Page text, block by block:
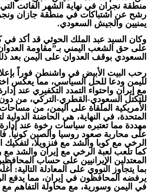
منطقة نجران في نهاية الشهر الفائت
يمنيين والجيش السعودي.
على حق الشعب اليمني بـ”مقاومة
السعودي بوقف العدوان على اليمن
رحب البيت الأبيض في واشنطن فوراً
لليمن ودعا للحل السياسي، مما يعكس
مع إيران واحتواء التمدد التكفيري عند
للتكتل السعودي-القطري-التركي، من دون
الأمريكية الملقاة على اليمن، من
المتحدة، في النهاية، هي الحاضنة
مهددة مما تعتبره سياسات رخوة عند
على محاربة صعود روسيا والصين كونياً.
الرخي مع كوبا والشد مع فنزويلا، لتفكيك
كما تلعب لعبة الرخي مع إيران والشد
المعتدلين الإيرانيين على حساب
بما يتجاوز النووي على المعادلة
يرفضه المحافظون في إيران، مما يدفع
في اليمن وسورية، مع محاولة